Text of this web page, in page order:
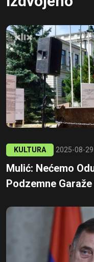
KULTURA 2025-08-29
Mulić: Nećemo
Podzemne